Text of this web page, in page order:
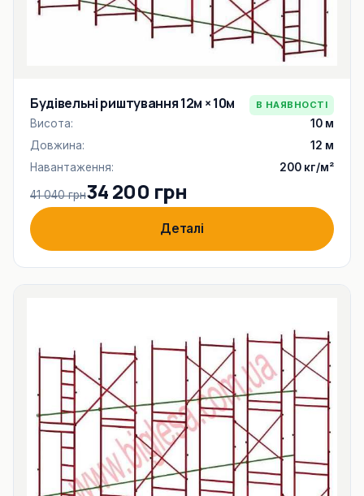
Будівельні риштування 12м × 10м В НАЯВНОСТІ
Висота:
10 м
Довжина:
12 м
Навантаження:
200 кг/м²
41 040 грн34 200 грн
Деталі